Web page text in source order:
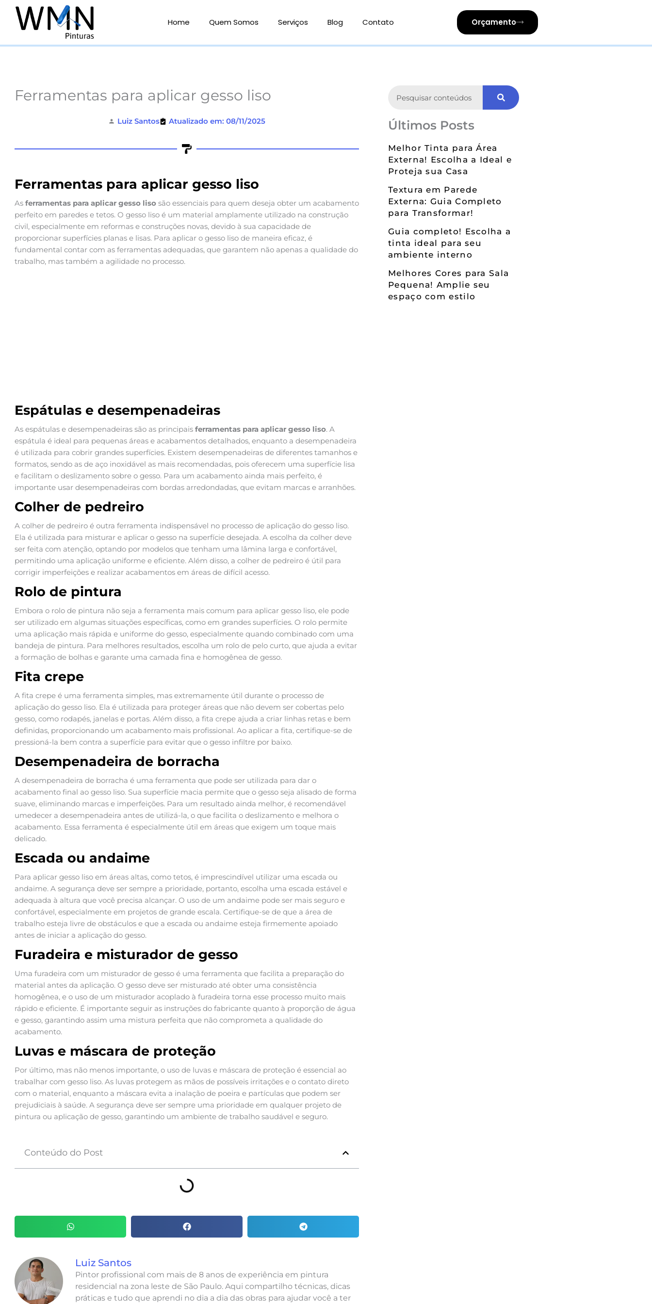
Home Quem Somos Serviços Blog Contato Orçamento
Ferramentas para aplicar gesso liso
Luiz Santos Atualizado em: 08/11/2025
Ferramentas para aplicar gesso liso
As ferramentas para aplicar gesso liso são essenciais para quem deseja obter um acabamento
perfeito em paredes e tetos. O gesso liso é um material amplamente utilizado na construção
civil, especialmente em reformas e construções novas, devido à sua capacidade de
proporcionar superfícies planas e lisas. Para aplicar o gesso liso de maneira eficaz, é
fundamental contar com as ferramentas adequadas, que garantem não apenas a qualidade do
trabalho, mas também a agilidade no processo.
Espátulas e desempenadeiras
As espátulas e desempenadeiras são as principais ferramentas para aplicar gesso liso. A
espátula é ideal para pequenas áreas e acabamentos detalhados, enquanto a desempenadeira
é utilizada para cobrir grandes superfícies. Existem desempenadeiras de diferentes tamanhos e
formatos, sendo as de aço inoxidável as mais recomendadas, pois oferecem uma superfície lisa
e facilitam o deslizamento sobre o gesso. Para um acabamento ainda mais perfeito, é
importante usar desempenadeiras com bordas arredondadas, que evitam marcas e arranhões.
Colher de pedreiro
A colher de pedreiro é outra ferramenta indispensável no processo de aplicação do gesso liso.
Ela é utilizada para misturar e aplicar o gesso na superfície desejada. A escolha da colher deve
ser feita com atenção, optando por modelos que tenham uma lâmina larga e confortável,
permitindo uma aplicação uniforme e eficiente. Além disso, a colher de pedreiro é útil para
corrigir imperfeições e realizar acabamentos em áreas de difícil acesso.
Rolo de pintura
Embora o rolo de pintura não seja a ferramenta mais comum para aplicar gesso liso, ele pode
ser utilizado em algumas situações específicas, como em grandes superfícies. O rolo permite
uma aplicação mais rápida e uniforme do gesso, especialmente quando combinado com uma
bandeja de pintura. Para melhores resultados, escolha um rolo de pelo curto, que ajuda a evitar
a formação de bolhas e garante uma camada fina e homogênea de gesso.
Fita crepe
A fita crepe é uma ferramenta simples, mas extremamente útil durante o processo de
aplicação do gesso liso. Ela é utilizada para proteger áreas que não devem ser cobertas pelo
gesso, como rodapés, janelas e portas. Além disso, a fita crepe ajuda a criar linhas retas e bem
definidas, proporcionando um acabamento mais profissional. Ao aplicar a fita, certifique-se de
pressioná-la bem contra a superfície para evitar que o gesso infiltre por baixo.
Desempenadeira de borracha
A desempenadeira de borracha é uma ferramenta que pode ser utilizada para dar o
acabamento final ao gesso liso. Sua superfície macia permite que o gesso seja alisado de forma
suave, eliminando marcas e imperfeições. Para um resultado ainda melhor, é recomendável
umedecer a desempenadeira antes de utilizá-la, o que facilita o deslizamento e melhora o
acabamento. Essa ferramenta é especialmente útil em áreas que exigem um toque mais
delicado.
Escada ou andaime
Para aplicar gesso liso em áreas altas, como tetos, é imprescindível utilizar uma escada ou
andaime. A segurança deve ser sempre a prioridade, portanto, escolha uma escada estável e
adequada à altura que você precisa alcançar. O uso de um andaime pode ser mais seguro e
confortável, especialmente em projetos de grande escala. Certifique-se de que a área de
trabalho esteja livre de obstáculos e que a escada ou andaime esteja firmemente apoiado
antes de iniciar a aplicação do gesso.
Furadeira e misturador de gesso
Uma furadeira com um misturador de gesso é uma ferramenta que facilita a preparação do
material antes da aplicação. O gesso deve ser misturado até obter uma consistência
homogênea, e o uso de um misturador acoplado à furadeira torna esse processo muito mais
rápido e eficiente. É importante seguir as instruções do fabricante quanto à proporção de água
e gesso, garantindo assim uma mistura perfeita que não comprometa a qualidade do
acabamento.
Luvas e máscara de proteção
Por último, mas não menos importante, o uso de luvas e máscara de proteção é essencial ao
trabalhar com gesso liso. As luvas protegem as mãos de possíveis irritações e o contato direto
com o material, enquanto a máscara evita a inalação de poeira e partículas que podem ser
prejudiciais à saúde. A segurança deve ser sempre uma prioridade em qualquer projeto de
pintura ou aplicação de gesso, garantindo um ambiente de trabalho saudável e seguro.
Conteúdo do Post
Luiz Santos
Pintor profissional com mais de 8 anos de experiência em pintura
residencial na zona leste de São Paulo. Aqui compartilho técnicas, dicas
práticas e tudo que aprendi no dia a dia das obras para ajudar você a ter
Últimos Posts
Melhor Tinta para Área
Externa! Escolha a Ideal e
Proteja sua Casa
Textura em Parede
Externa: Guia Completo
para Transformar!
Guia completo! Escolha a
tinta ideal para seu
ambiente interno
Melhores Cores para Sala
Pequena! Amplie seu
espaço com estilo